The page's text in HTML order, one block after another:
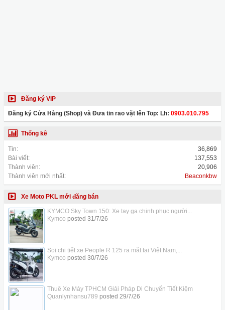
Đăng ký VIP
Đăng ký Cửa Hàng (Shop) và Đưa tin rao vặt lên Top: Lh: 0903.010.795
Thống kê
Tin:
36,869
Bài viết:
137,553
Thành viên:
20,906
Thành viên mới nhất:
Beaconkbw
Xe Moto PKL mới đăng bán
KYMCO Sky Town 150: Xe tay ga chinh phục người...
Kymco posted 31/7/26
Soi chi tiết xe People R 125 ra mắt tại Việt Nam,...
Kymco posted 30/7/26
Thuê Xe Máy TPHCM Giải Pháp Di Chuyển Tiết Kiệm
Quanlynhansu789 posted 29/7/26